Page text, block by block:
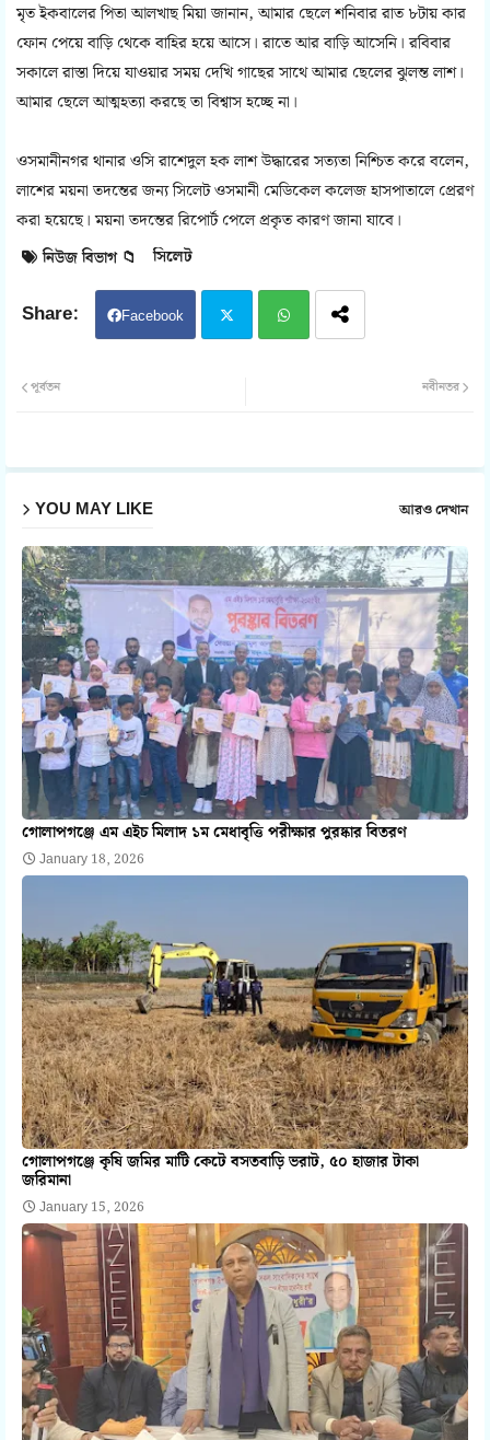
মৃত ইকবালের পিতা আলখাছ মিয়া জানান, আমার ছেলে শনিবার রাত ৮টায় কার
ফোন পেয়ে বাড়ি থেকে বাহির হয়ে আসে। রাতে আর বাড়ি আসেনি। রবিবার
সকালে রাস্তা দিয়ে যাওয়ার সময় দেখি গাছের সাথে আমার ছেলের ঝুলন্ত লাশ।
আমার ছেলে আত্মহত্যা করছে তা বিশ্বাস হচ্ছে না।
ওসমানীনগর থানার ওসি রাশেদুল হক লাশ উদ্ধারের সত্যতা নিশ্চিত করে বলেন,
লাশের ময়না তদন্তের জন্য সিলেট ওসমানী মেডিকেল কলেজ হাসপাতালে প্রেরণ
করা হয়েছে। ময়না তদন্তের রিপোর্ট পেলে প্রকৃত কারণ জানা যাবে।
নিউজ বিভাগ 📁 সিলেট
Facebook
pp
নবীনতর
পূর্বতন
YOU MAY LIKE আরও দেখান
গোলাপগঞ্জে এম এইচ মিলাদ ১ম মেধাবৃত্তি পরীক্ষার পুরষ্কার বিতরণ
January 18, 2026
গোলাপগঞ্জে কৃষি জমির মাটি কেটে বসতবাড়ি ভরাট, ৫০ হাজার টাকা
জরিমানা
January 15, 2026